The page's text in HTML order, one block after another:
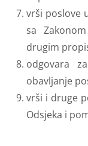
vrši poslove
sa
drugim
odgovara
obavljanje
vrši i druge
Odsjeka i